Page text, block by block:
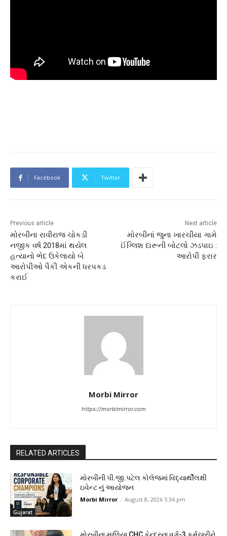
Facebook Twitter
Previous article
મોરબીના રાવીરાજ ચોકડી
નજીક વર્ષ 2018માં થયેલ
હત્યાનો ભેદ ઉકેલાયો બે
આરોપીઓ પૈકી એકની ધરપકડ
કરાઈ
Next article
મોરબીનાં જુના ખારચીયા ગામે
ઈંગ્લિશ દારૂની બોટલો ઝડપાઇ :
આરોપી ફરાર
Morbi Mirror
https://morbimirror.com
RELATED ARTICLES
Gujarat
મોરબીની પી.જી.પટેલ કોલેજમાં વિદ્યાર્થીલક્ષી
ઇવેન્ટ નું આયોજન
Morbi Mirror - August 8, 2026 5:34 pm
મોરબીના માળિયા CHC કેન્દ્રના વર્ગ-3 કર્મચારીને